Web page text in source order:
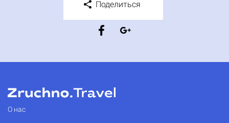
Поделиться
О нас